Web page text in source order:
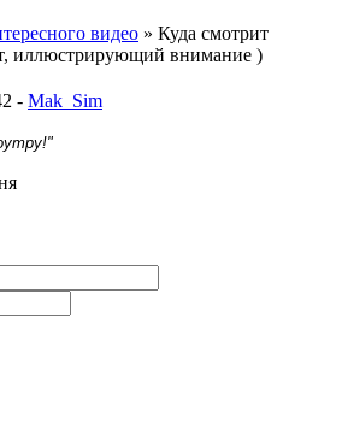
видео » Куда смотрит
иллюстрирующий внимание )
- Mak_Sim